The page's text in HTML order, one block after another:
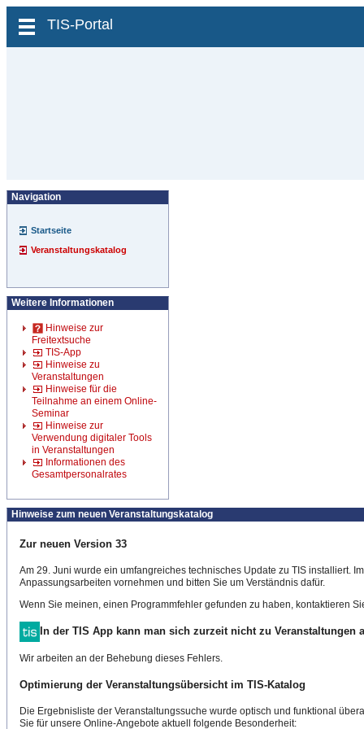
zum Inhalt wechseln
TIS-Portal
Navigation
Startseite
Veranstaltungskatalog
Weitere Informationen
Hinweise zur
Freitextsuche
TIS-App
Hinweise zu
Veranstaltungen
Hinweise für die
Teilnahme an einem Online-
Seminar
Hinweise zur
Verwendung digitaler Tools
in Veranstaltungen
Informationen des
Gesamtpersonalrates
Hinweise zum neuen Veranstaltungskatalog
Zur neuen Version 33
Am 29. Juni wurde ein umfangreiches technisches Update zu TIS installiert.
Anpassungsarbeiten vornehmen und bitten Sie um Verständnis dafür.
Wenn Sie meinen, einen Programmfehler gefunden zu haben, kontaktieren
In der TIS App kann man sich zurzeit nicht zu Veranstaltungen
Wir arbeiten an der Behebung dieses Fehlers.
Optimierung der Veranstaltungsübersicht im TIS-Katalog
Die Ergebnisliste der Veranstaltungssuche wurde optisch und funktional
Sie für unsere Online-Angebote aktuell folgende Besonderheit: